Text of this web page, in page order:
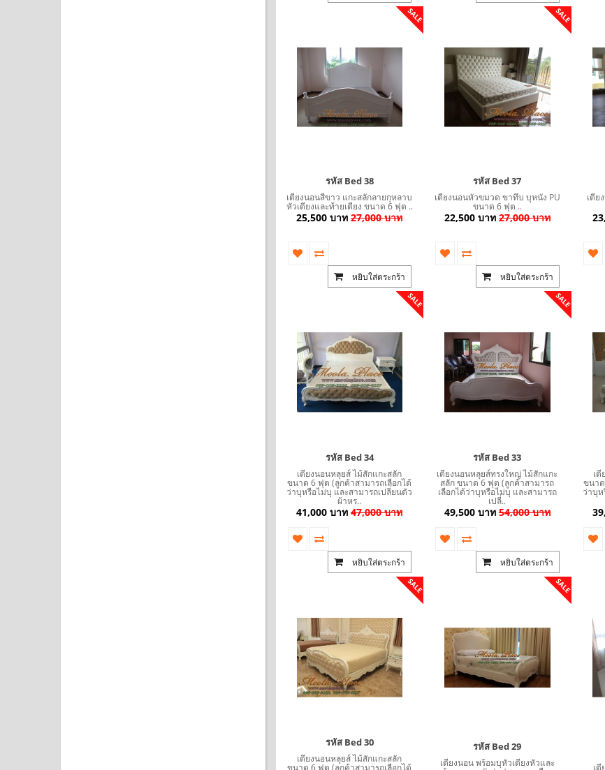
SALE
รหัส Bed 38
เตียงนอนสีขาว แกะสลักลายกุหลาบ
หัวเตียงและท้ายเตียง ขนาด 6 ฟุต ..
25,500 บาท 27,000 บาท
หยิบใส่ตระกร้า
SALE
รหัส Bed 37
เตียงนอนหัวขมวด ขาทึบ บุหนัง PU
ขนาด 6 ฟุต ..
22,500 บาท 27,000 บาท
หยิบใส่ตระกร้า
เตีย
SALE
รหัส Bed 34
เตียงนอนหลุยส์ ไม้สักแกะสลัก
ขนาด 6 ฟุต (ลูกค้าสามารถเลือกได้
ว่าบุหรือไม่บุ และสามารถเปลี่ยนตัว
ผ้าหร..
41,000 บาท 47,000 บาท
หยิบใส่ตระกร้า
SALE
รหัส Bed 33
เตียงนอนหลุยส์ทรงใหญ่ ไม้สักแกะ
สลัก ขนาด 6 ฟุต (ลูกค้าสามารถ
เลือกได้ว่าบุหรือไม่บุ และสามารถ
เปลี่..
49,500 บาท 54,000 บาท
หยิบใส่ตระกร้า
เ
ขนา
ว่าบุห
SALE
รหัส Bed 30
เตียงนอนหลุยส์ ไม้สักแกะสลัก
ขนาด 6 ฟุต (ลูกค้าสามารถเลือกได้
SALE
รหัส Bed 29
เตียงนอน พร้อมบุหัวเตียงหัวและ เ